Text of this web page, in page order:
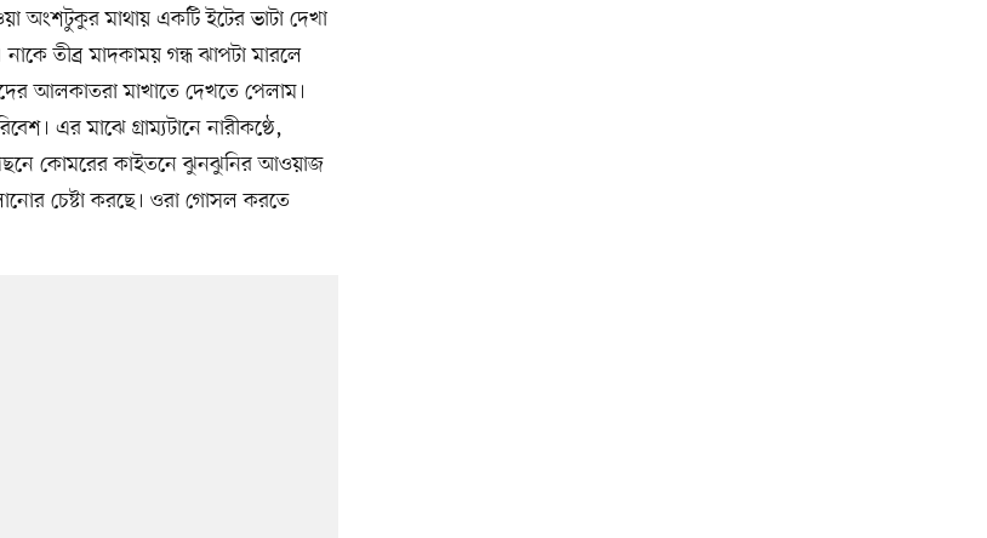
অংশটুকুর মাথায় একটি ইটের ভাটা দেখা
তীব্র মাদকাময় গন্ধ ঝাপটা মারলে
আলকাতরা মাখাতে দেখতে পেলাম।
এর মাঝে গ্রাম্যটানে নারীকণ্ঠে,
কোমরের কাইতনে ঝুনঝুনির আওয়াজ
চেষ্টা করছে। ওরা গোসল করতে